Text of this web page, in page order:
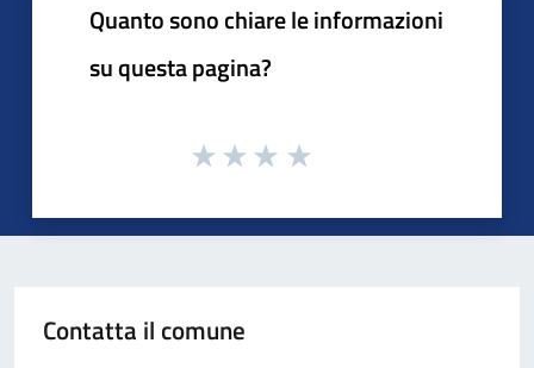
Quanto sono chiare le informazioni
su questa pagina?
Contatta il comune